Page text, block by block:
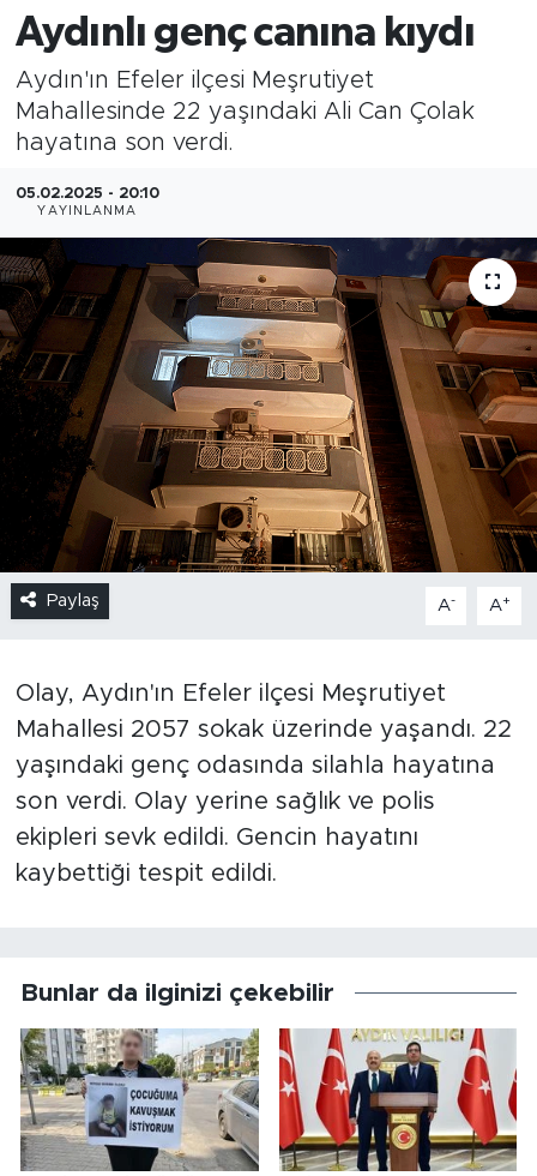
Aydınlı genç canına kıydı
Aydın'ın Efeler ilçesi Meşrutiyet
Mahallesinde 22 yaşındaki Ali Can Çolak
hayatına son verdi.
05.02.2025 - 20:10
YAYINLANMA
Paylaş A- A+
Olay, Aydın'ın Efeler ilçesi Meşrutiyet
Mahallesi 2057 sokak üzerinde yaşandı. 22
yaşındaki genç odasında silahla hayatına
son verdi. Olay yerine sağlık ve polis
ekipleri sevk edildi. Gencin hayatını
kaybettiği tespit edildi.
Bunlar da ilginizi çekebilir